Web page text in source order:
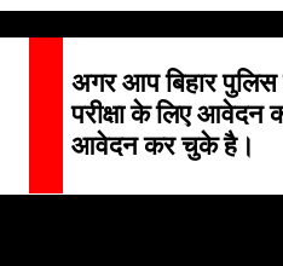
अगर आप बिहार पुलिस
परीक्षा के लिए आवेदन
आवेदन कर चुके है।